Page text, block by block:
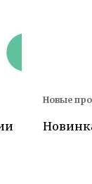
Новые